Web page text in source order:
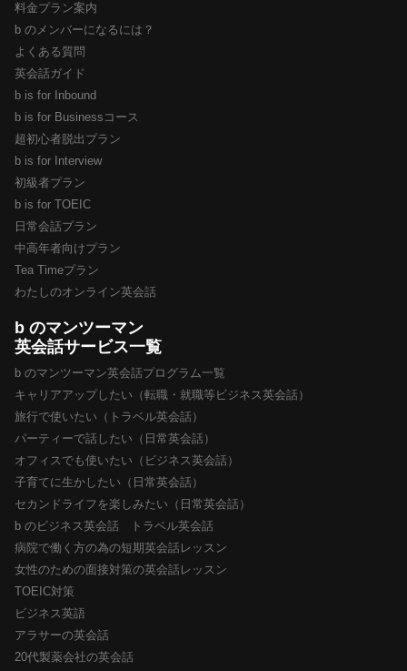
料金プラン案内
b のメンバーになるには？
よくある質問
英会話ガイド
b is for Inbound
b is for Businessコース
超初心者脱出プラン
b is for Interview
初級者プラン
b is for TOEIC
日常会話プラン
中高年者向けプラン
Tea Timeプラン
わたしのオンライン英会話
b のマンツーマン
英会話サービス一覧
b のマンツーマン英会話プログラム一覧
キャリアアップしたい（転職・就職等ビジネス英会話）
旅行で使いたい（トラベル英会話）
パーティーで話したい（日常英会話）
オフィスでも使いたい（ビジネス英会話）
子育てに生かしたい（日常英会話）
セカンドライフを楽しみたい（日常英会話）
b のビジネス英会話 トラベル英会話
病院で働く方の為の短期英会話レッスン
女性のための面接対策の英会話レッスン
TOEIC対策
ビジネス英語
アラサーの英会話
20代製薬会社の英会話